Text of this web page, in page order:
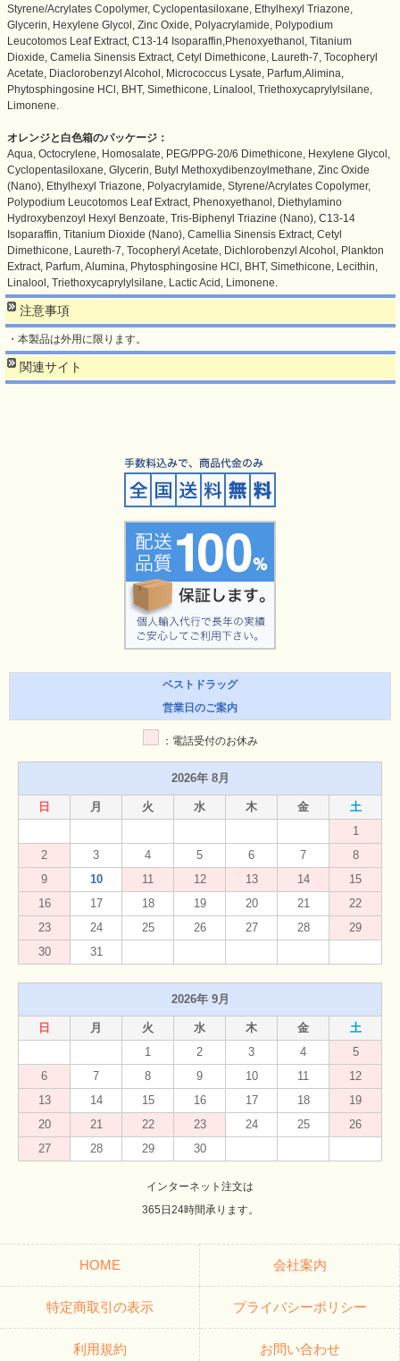
Styrene/Acrylates Copolymer, Cyclopentasiloxane, Ethylhexyl Triazone,
Glycerin, Hexylene Glycol, Zinc Oxide, Polyacrylamide, Polypodium
Leucotomos Leaf Extract, C13-14 Isoparaffin,Phenoxyethanol, Titanium
Dioxide, Camelia Sinensis Extract, Cetyl Dimethicone, Laureth-7, Tocopheryl
Acetate, Diaclorobenzyl Alcohol, Micrococcus Lysate, Parfum,Alimina,
Phytosphingosine HCl, BHT, Simethicone, Linalool, Triethoxycaprylylsilane,
Limonene.
オレンジと白色箱のパッケージ：
Aqua, Octocrylene, Homosalate, PEG/PPG-20/6 Dimethicone, Hexylene Glycol,
Cyclopentasiloxane, Glycerin, Butyl Methoxydibenzoylmethane, Zinc Oxide
(Nano), Ethylhexyl Triazone, Polyacrylamide, Styrene/Acrylates Copolymer,
Polypodium Leucotomos Leaf Extract, Phenoxyethanol, Diethylamino
Hydroxybenzoyl Hexyl Benzoate, Tris-Biphenyl Triazine (Nano), C13-14
Isoparaffin, Titanium Dioxide (Nano), Camellia Sinensis Extract, Cetyl
Dimethicone, Laureth-7, Tocopheryl Acetate, Dichlorobenzyl Alcohol, Plankton
Extract, Parfum, Alumina, Phytosphingosine HCl, BHT, Simethicone, Lecithin,
Linalool, Triethoxycaprylylsilane, Lactic Acid, Limonene.
注意事項
・本製品は外用に限ります。
関連サイト
ベストドラッグ
営業日のご案内
：電話受付のお休み
2026年 8月
日 月 火 水 木 金
土
1
2
3 4 5 6 7
8
9
10 11 12 13 14
15
16
17 18 19 20 21
22
23
24 25 26 27 28
29
30
31
2026年 9月
日 月 火 水 木 金
土
1
2 3 4
5
6
7 8 9 10 11
12
13
14 15 16 17 18
19
20
21 22 23 24 25
26
27
28 29 30
インターネット注文は
365日24時間承ります。
HOME 会社案内
特定商取引の表示 プライバシーポリシー
利用規約 お問い合わせ